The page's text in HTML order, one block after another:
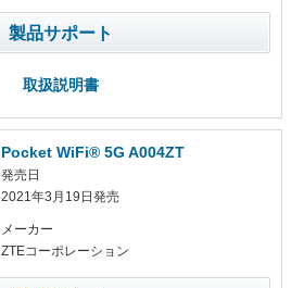
製品サポート
取扱説明書
Pocket WiFi® 5G A004ZT
発売日
2021年3月19日発売
メーカー
ZTEコーポレーション